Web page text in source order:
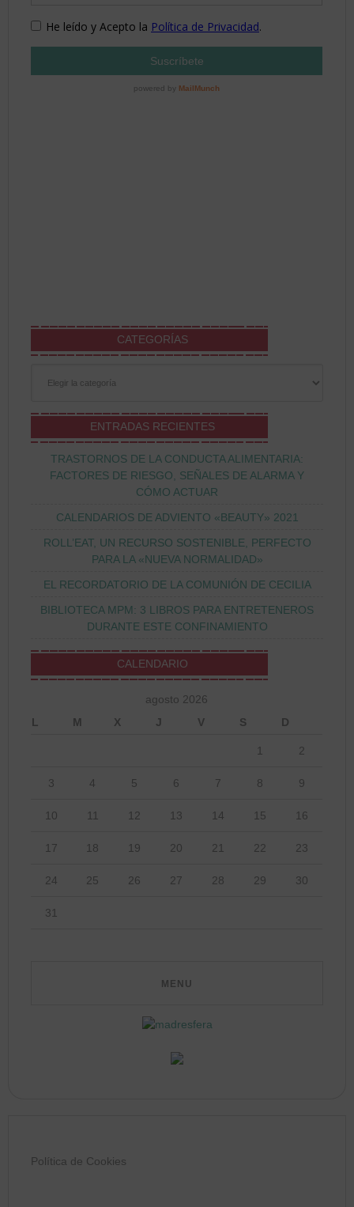
CATEGORÍAS
ENTRADAS RECIENTES
TRASTORNOS DE LA CONDUCTA ALIMENTARIA:
FACTORES DE RIESGO, SEÑALES DE ALARMA Y
CÓMO ACTUAR
CALENDARIOS DE ADVIENTO «BEAUTY» 2021
ROLL’EAT, UN RECURSO SOSTENIBLE, PERFECTO
PARA LA «NUEVA NORMALIDAD»
EL RECORDATORIO DE LA COMUNIÓN DE CECILIA
BIBLIOTECA MPM: 3 LIBROS PARA ENTRETENEROS
DURANTE ESTE CONFINAMIENTO
CALENDARIO
agosto 2026
L
M X J V S D
1 2
3 4 5 6 7 8 9
10 11 12 13 14 15 16
17 18 19 20 21 22 23
24 25 26 27 28 29 30
31
Política de Cookies